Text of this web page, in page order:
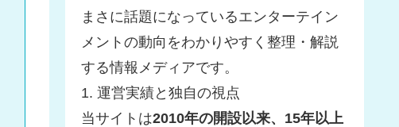
まさに話題になっているエンターテイン
メントの動向をわかりやすく整理・解説
する情報メディアです。
1. 運営実績と独自の視点
当サイトは2010年の開設以来、15年以上